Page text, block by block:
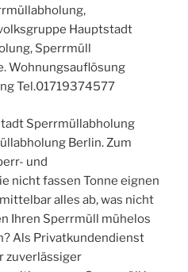
Hauptstadt
Sperrmüll
Wohnungsauflösung
Tel.01719374577
Sperrmüllabholung
Berlin. Zum
und
nicht fassen Tonne eignen
alles ab, was nicht
Ihren Sperrmüll mühelos
Als Privatkundendienst
zuverlässiger